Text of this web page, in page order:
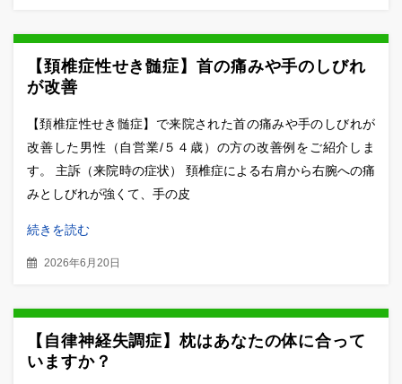
【頚椎症性せき髄症】首の痛みや手のしびれ
が改善
【頚椎症性せき髄症】で来院された首の痛みや手のしびれが
改善した男性（自営業/５４歳）の方の改善例をご紹介しま
す。 主訴（来院時の症状） 頚椎症による右肩から右腕への痛
みとしびれが強くて、手の皮
続きを読む
2026年6月20日
【自律神経失調症】枕はあなたの体に合って
いますか？